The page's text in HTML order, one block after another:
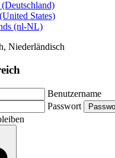
Niederländisch
Benutzername
Passwort